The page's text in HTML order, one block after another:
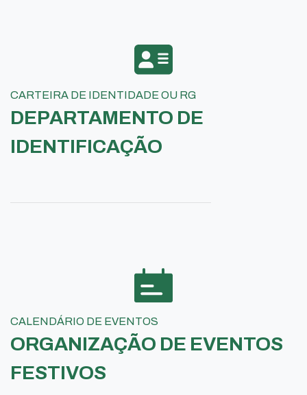
CARTEIRA DE IDENTIDADE OU RG
DEPARTAMENTO DE
IDENTIFICAÇÃO
CALENDÁRIO DE EVENTOS
ORGANIZAÇÃO DE EVENTOS
FESTIVOS